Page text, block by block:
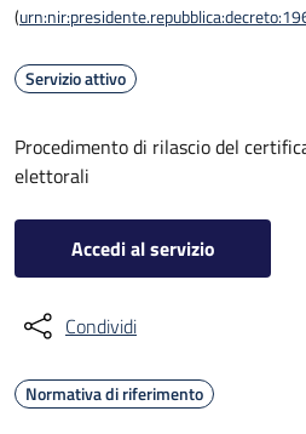
(
Servizio attivo
Procedimento di rilascio del
elettorali
Accedi al servizio
Condividi
Normativa di riferimento